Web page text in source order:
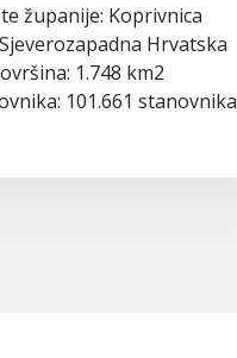
županije: Koprivnica
Hrvatska
1.748 km2
101.661 stanovnika